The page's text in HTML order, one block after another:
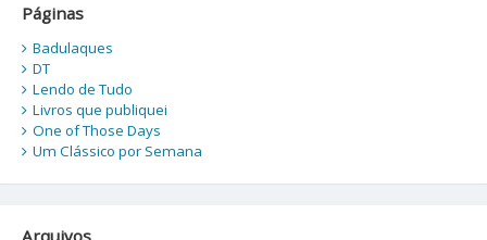
Páginas
Badulaques
DT
Lendo de Tudo
Livros que publiquei
One of Those Days
Um Clássico por Semana